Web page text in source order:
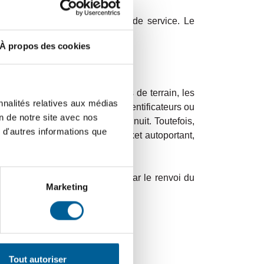
À propos des cookies
relatives aux médias
de notre site avec nos
informations que
Marketing
Tout autoriser
l’endroit exact de la boîte de service. Le
d’une fermeture d’eau.
de bien baliser les coins de terrain, les
pouvez utiliser des piquets-identificateurs ou
repérer facilement, surtout la nuit. Toutefois,
équipement(panier de basket autoportant,
enfoui sous la neige laissée par le renvoi du
de la chaussée